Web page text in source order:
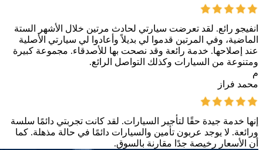
انفيجو رائع. لقد تعرضت سيارتي لحادث مرتين خلال الأشهر الستة
الماضية، وفي المرتين قدموا لي بديلاً وأعادوا لي سيارتي الأصلية
عند إصلاحها. خدمة رائعة وقد نصحت بها للأصدقاء. مجموعة كبيرة
ومتنوعة من السيارات وكذلك التواصل الرائع.
م
محمد فراز
إنها خدمة جيدة حقًا لتأجير السيارات. لقد كانت تجربتي دائمًا سلسة
ورائعة. لا يوجد عربون تأمين والسيارات دائمًا في حالة مذهلة. كما
أن الأسعار رخيصة جدًا مقارنة بالسوق.